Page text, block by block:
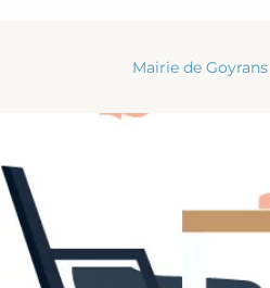
Mairie de Goyrans